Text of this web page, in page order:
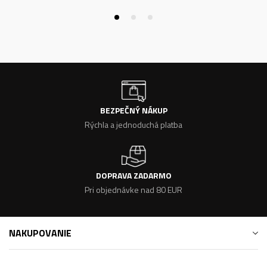
BEZPEČNÝ NÁKUP
Rýchla a jednoduchá platba
DOPRAVA ZADARMO
Pri objednávke nad 80 EUR
NAKUPOVANIE